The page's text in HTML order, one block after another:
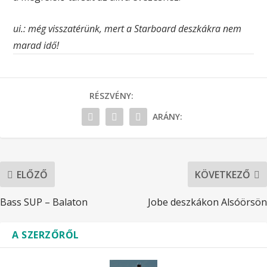
ui.: még visszatérünk, mert a Starboard deszkákra nem
marad idő!
RÉSZVÉNY:
ARÁNY:
ELŐZŐ
Bass SUP – Balaton
KÖVETKEZŐ
Jobe deszkákon Alsóörsön
A SZERZŐRŐL